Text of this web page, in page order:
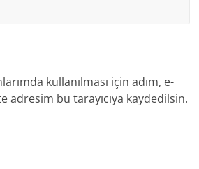
kullanılması için adım, e-
adresim bu tarayıcıya kaydedilsin.